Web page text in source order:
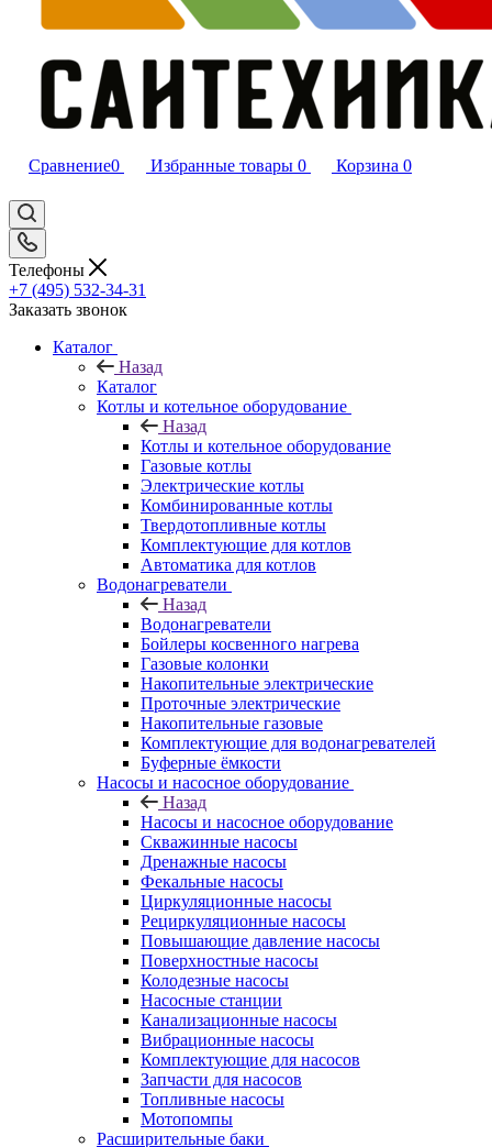
Сравнение0 Избранные товары 0 Корзина 0
Телефоны
+7 (495) 532‑34‑31
Заказать звонок
Каталог
Назад
Каталог
Котлы и котельное оборудование
Назад
Котлы и котельное оборудование
Газовые котлы
Электрические котлы
Комбинированные котлы
Твердотопливные котлы
Комплектующие для котлов
Автоматика для котлов
Водонагреватели
Назад
Водонагреватели
Бойлеры косвенного нагрева
Газовые колонки
Накопительные электрические
Проточные электрические
Накопительные газовые
Комплектующие для водонагревателей
Буферные ёмкости
Насосы и насосное оборудование
Назад
Насосы и насосное оборудование
Скважинные насосы
Дренажные насосы
Фекальные насосы
Циркуляционные насосы
Рециркуляционные насосы
Повышающие давление насосы
Поверхностные насосы
Колодезные насосы
Насосные станции
Канализационные насосы
Вибрационные насосы
Комплектующие для насосов
Запчасти для насосов
Топливные насосы
Мотопомпы
Расширительные баки